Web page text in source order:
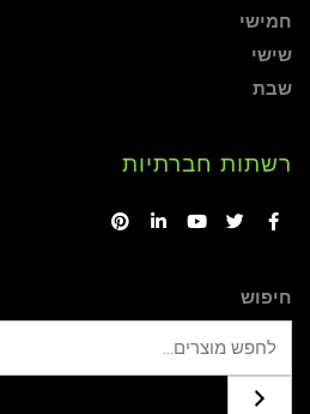
חמישי
שישי
שבת
רשתות חברתיות
חיפוש